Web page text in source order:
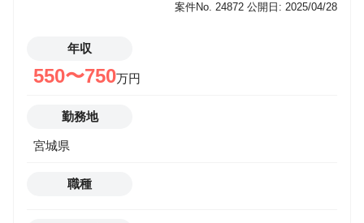
案件No. 24872 公開日: 2025/04/28
年収
550〜750万円
勤務地
宮城県
職種